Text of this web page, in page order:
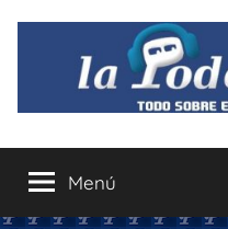
contenido
La
Podcastfera
el
mundo
Menú